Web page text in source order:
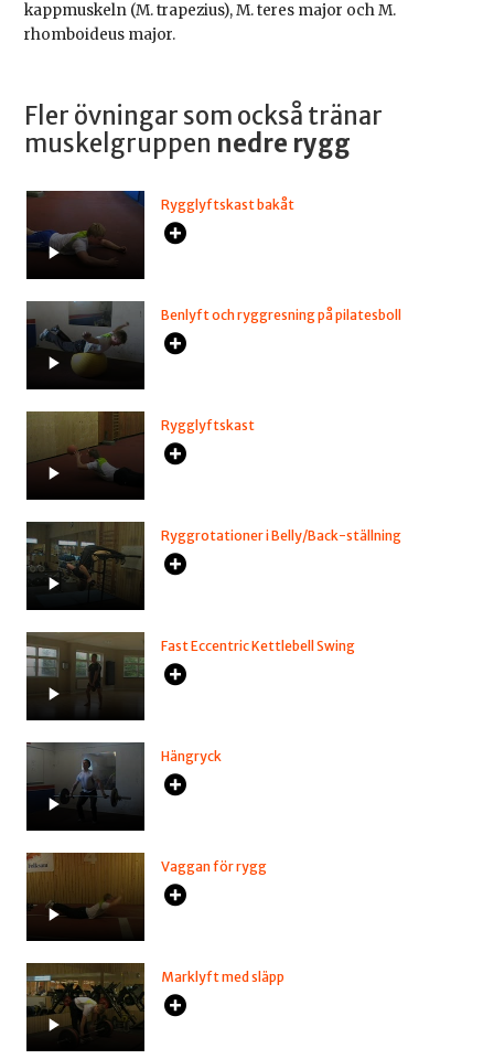
kappmuskeln (M. trapezius), M. teres major och M.
rhomboideus major.
Fler övningar som också tränar
muskelgruppen nedre rygg
Rygglyftskast bakåt
Benlyft och ryggresning på pilatesboll
Rygglyftskast
Ryggrotationer i Belly/Back-ställning
Fast Eccentric Kettlebell Swing
Hängryck
Vaggan för rygg
Marklyft med släpp